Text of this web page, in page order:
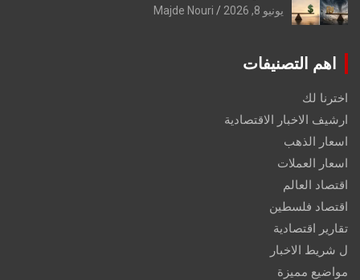
يونيو 8, 2026 Majde Nouri
اهم التصنيفات
اخترنا لك
ارشيف الاخبار الاقتصادية
اسعار الذهب
اسعار العملات
اقتصاد العالم
اقتصاد فلسطين
تقارير اقتصادية
ل شريط الاخبار
مواضيع مميزة